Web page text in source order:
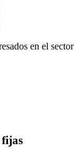
en el sector
fijas